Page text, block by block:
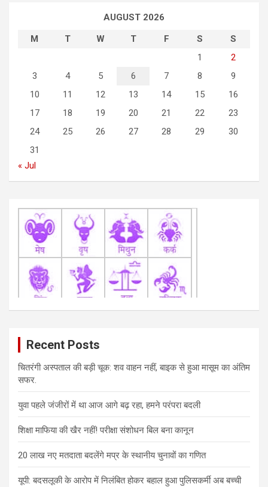
AUGUST 2026
M
T W T F S
S
1
2
3
4 5 6 7 8
9
10
11 12 13 14 15
16
17
18 19 20 21 22
23
24
25 26 27 28 29
30
31
« Jul
Recent Posts
चितरंगी अस्पताल की बड़ी चूक: शव वाहन नहीं, बाइक से हुआ मासूम का अंतिम
सफर.
युवा पहले जंजीरों में था आज आगे बढ़ रहा, हमने परंपरा बदली
शिक्षा माफिया की खैर नहीं! परीक्षा संशोधन बिल बना कानून
20 लाख नए मतदाता बदलेंगे मप्र के स्थानीय चुनावों का गणित
यूपी: बदसलूकी के आरोप में निलंबित होकर बहाल हुआ पुलिसकर्मी अब बच्ची